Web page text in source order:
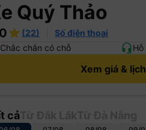
Quý Thảo
(22)
Số điện thoại
Chắc chắn có chỗ
Xem giá &
cả